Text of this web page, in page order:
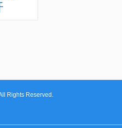
Rights Reserved.